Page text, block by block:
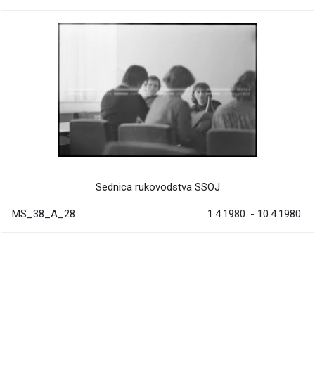
Sednica rukovodstva SSOJ
MS_38_A_28 1.4.1980. - 10.4.1980.